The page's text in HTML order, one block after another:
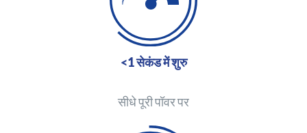
<1 सेकंड में शुरु
सीधे पूरी पॉवर पर